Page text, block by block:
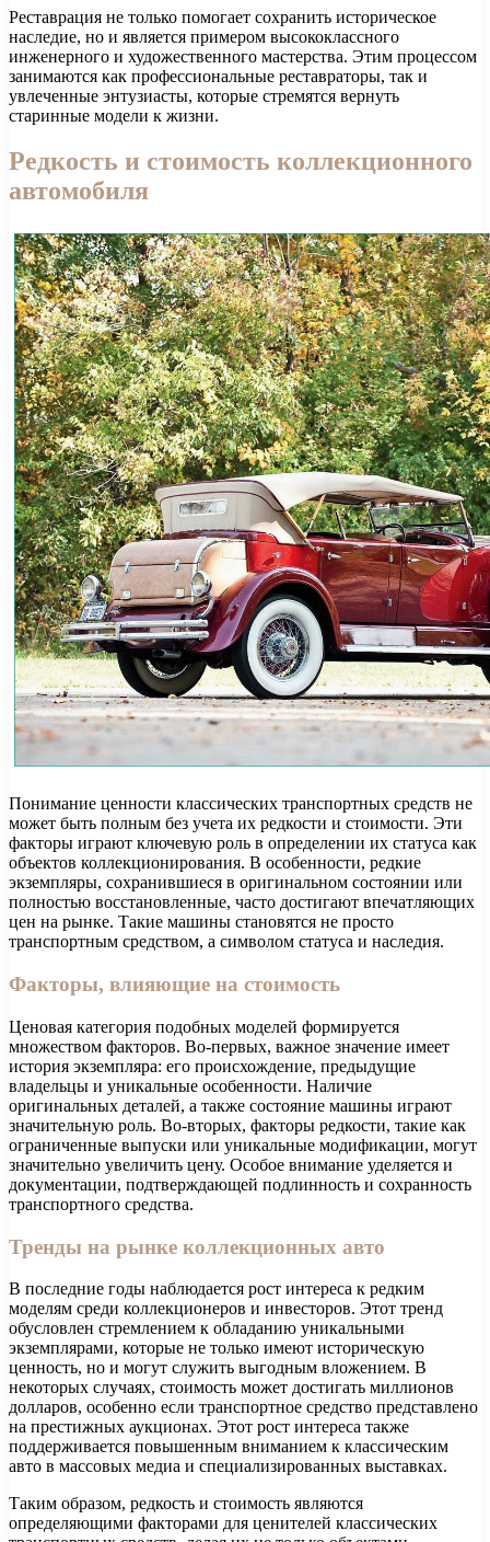
Реставрация не только помогает сохранить историческое
наследие, но и является примером высококлассного
инженерного и художественного мастерства. Этим процессом
занимаются как профессиональные реставраторы, так и
увлеченные энтузиасты, которые стремятся вернуть
старинные модели к жизни.
Редкость и стоимость коллекционного
автомобиля
Понимание ценности классических транспортных средств не
может быть полным без учета их редкости и стоимости. Эти
факторы играют ключевую роль в определении их статуса как
объектов коллекционирования. В особенности, редкие
экземпляры, сохранившиеся в оригинальном состоянии или
полностью восстановленные, часто достигают впечатляющих
цен на рынке. Такие машины становятся не просто
транспортным средством, а символом статуса и наследия.
Факторы, влияющие на стоимость
Ценовая категория подобных моделей формируется
множеством факторов. Во-первых, важное значение имеет
история экземпляра: его происхождение, предыдущие
владельцы и уникальные особенности. Наличие
оригинальных деталей, а также состояние машины играют
значительную роль. Во-вторых, факторы редкости, такие как
ограниченные выпуски или уникальные модификации, могут
значительно увеличить цену. Особое внимание уделяется и
документации, подтверждающей подлинность и сохранность
транспортного средства.
Тренды на рынке коллекционных авто
В последние годы наблюдается рост интереса к редким
моделям среди коллекционеров и инвесторов. Этот тренд
обусловлен стремлением к обладанию уникальными
экземплярами, которые не только имеют историческую
ценность, но и могут служить выгодным вложением. В
некоторых случаях, стоимость может достигать миллионов
долларов, особенно если транспортное средство представлено
на престижных аукционах. Этот рост интереса также
поддерживается повышенным вниманием к классическим
авто в массовых медиа и специализированных выставках.
Таким образом, редкость и стоимость являются
определяющими факторами для ценителей классических